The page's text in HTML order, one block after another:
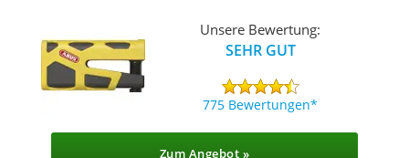
Unsere Bewertung:
SEHR GUT
775 Bewertungen
Zum Angebot »